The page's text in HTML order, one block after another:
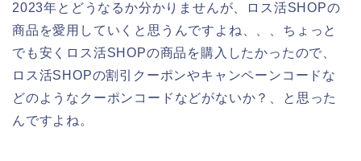
2023年とどうなるか分かりませんが、ロス活SHOPの
商品を愛用していくと思うんですよね、、、ちょっと
でも安くロス活SHOPの商品を購入したかったので、
ロス活SHOPの割引クーポンやキャンペーンコードな
どのようなクーポンコードなどがないか？、と思った
んですよね。